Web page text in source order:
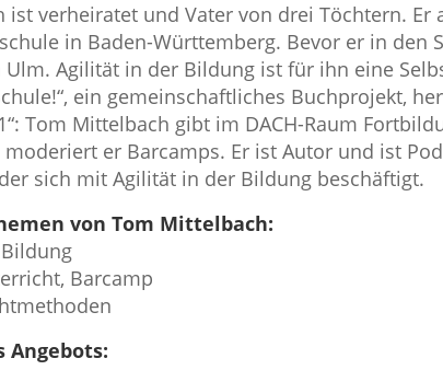
ist verheiratet und Vater von drei Töchtern. Er
in Baden-Württemberg. Bevor er in den
Agilität in der Bildung ist für ihn eine
ein gemeinschaftliches Buchprojekt,
Tom Mittelbach gibt im DACH-Raum
er Barcamps. Er ist Autor und ist
der sich mit Agilität in der Bildung beschäftigt.
von Tom Mittelbach:
Barcamp
Angebots: